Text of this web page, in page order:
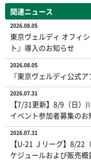
関連ニュース
2026.08.05
東京ヴェルディ オフィ
ト』導入のお知らせ
2026.08.05
『東京ヴェルディ公式
2026.07.31
【7/31更新】8/9（日
イベント参加者募集のお
2026.07.31
【U-21 Ｊリーグ】8/
ケジュールおよび販売概